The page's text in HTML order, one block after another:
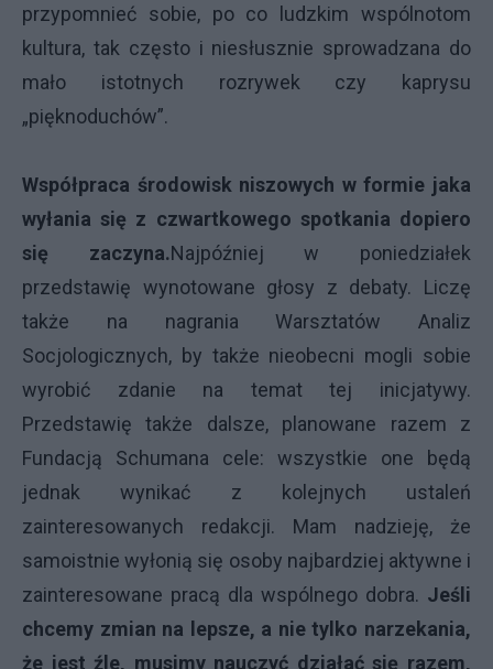
przypomnieć sobie, po co ludzkim wspólnotom
kultura, tak często i niesłusznie sprowadzana do
mało istotnych rozrywek czy kaprysu
„pięknoduchów”.
Współpraca środowisk niszowych w formie jaka
wyłania się z czwartkowego spotkania dopiero
się zaczyna.Najpóźniej w poniedziałek
przedstawię wynotowane głosy z debaty. Liczę
także na nagrania Warsztatów Analiz
Socjologicznych, by także nieobecni mogli sobie
wyrobić zdanie na temat tej inicjatywy.
Przedstawię także dalsze, planowane razem z
Fundacją Schumana cele: wszystkie one będą
jednak wynikać z kolejnych ustaleń
zainteresowanych redakcji. Mam nadzieję, że
samoistnie wyłonią się osoby najbardziej aktywne i
zainteresowane pracą dla wspólnego dobra. Jeśli
chcemy zmian na lepsze, a nie tylko narzekania,
że jest źle, musimy nauczyć działać się razem,